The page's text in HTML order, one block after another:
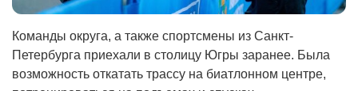
Команды округа, а также спортсмены из Санкт-
Петербурга приехали в столицу Югры заранее. Была
возможность откатать трассу на биатлонном центре,